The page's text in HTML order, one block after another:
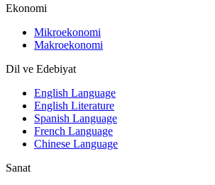
Ekonomi
Mikroekonomi
Makroekonomi
Dil ve Edebiyat
English Language
English Literature
Spanish Language
French Language
Chinese Language
Sanat